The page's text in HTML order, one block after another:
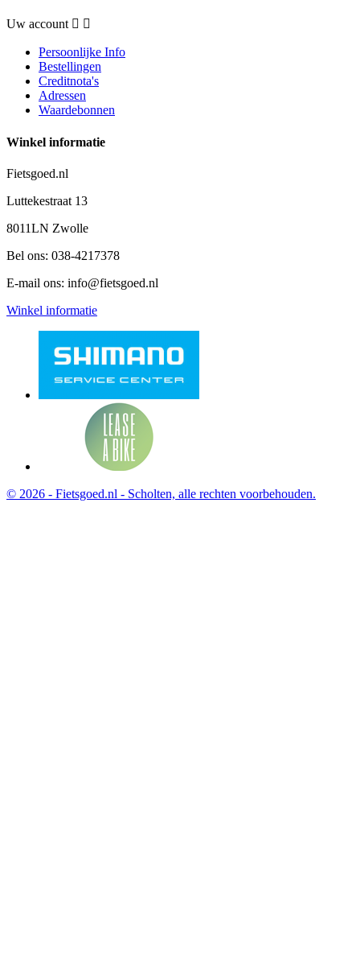
Uw account  
Persoonlijke Info
Bestellingen
Creditnota's
Adressen
Waardebonnen
Winkel informatie
Fietsgoed.nl
Luttekestraat 13
8011LN Zwolle
Bel ons: 038-4217378
E-mail ons: info@fietsgoed.nl
Winkel informatie
© 2026 - Fietsgoed.nl - Scholten, alle rechten voorbehouden.